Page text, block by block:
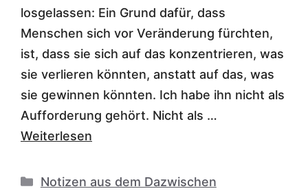
losgelassen: Ein Grund dafür, dass
Menschen sich vor Veränderung fürchten,
ist, dass sie sich auf das konzentrieren, was
sie verlieren könnten, anstatt auf das, was
sie gewinnen könnten. Ich habe ihn nicht als
Aufforderung gehört. Nicht als …
Weiterlesen
Kategorien
Notizen aus dem Dazwischen